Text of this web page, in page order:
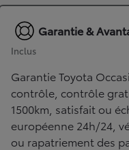
Garantie &
Inclus
Garantie Toyota
contrôle, contrôle
1500km, satisfait ou
européenne 24h/24,
ou rapatriement des